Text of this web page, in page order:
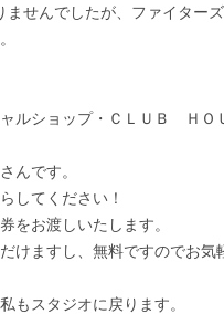
ませんでしたが、ファイター
ルショップ・ＣＬＵＢ ＨＯ
んです。
してください！
をお渡しいたします。
けますし、無料ですのでお気
もスタジオに戻ります。